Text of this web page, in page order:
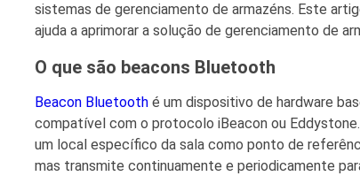
sistemas de gerenciamento de armazéns. Este
ajuda a aprimorar a solução de gerenciamento de
O que são beacons Bluetooth
Beacon Bluetooth é um dispositivo de hardware
compatível com o protocolo iBeacon ou
um local específico da sala como ponto de
mas transmite continuamente e periodicamente